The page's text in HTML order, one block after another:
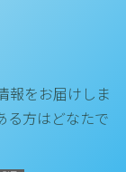
報をお届けしま
る方はどなたで